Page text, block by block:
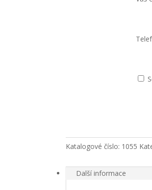
Katalogové číslo: 1055
Další informace